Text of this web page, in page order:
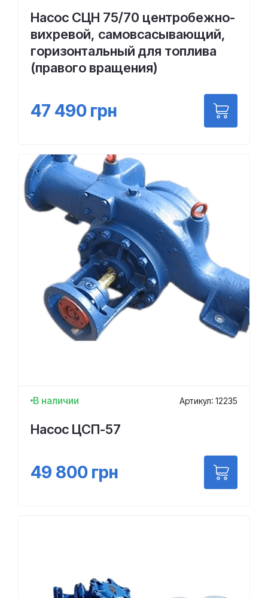
Насос СЦН 75/70 центробежно-
вихревой, самовсасывающий,
горизонтальный для топлива
(правого вращения)
47 490 грн
В наличии Артикул: 12235
Насос ЦСП-57
49 800 грн